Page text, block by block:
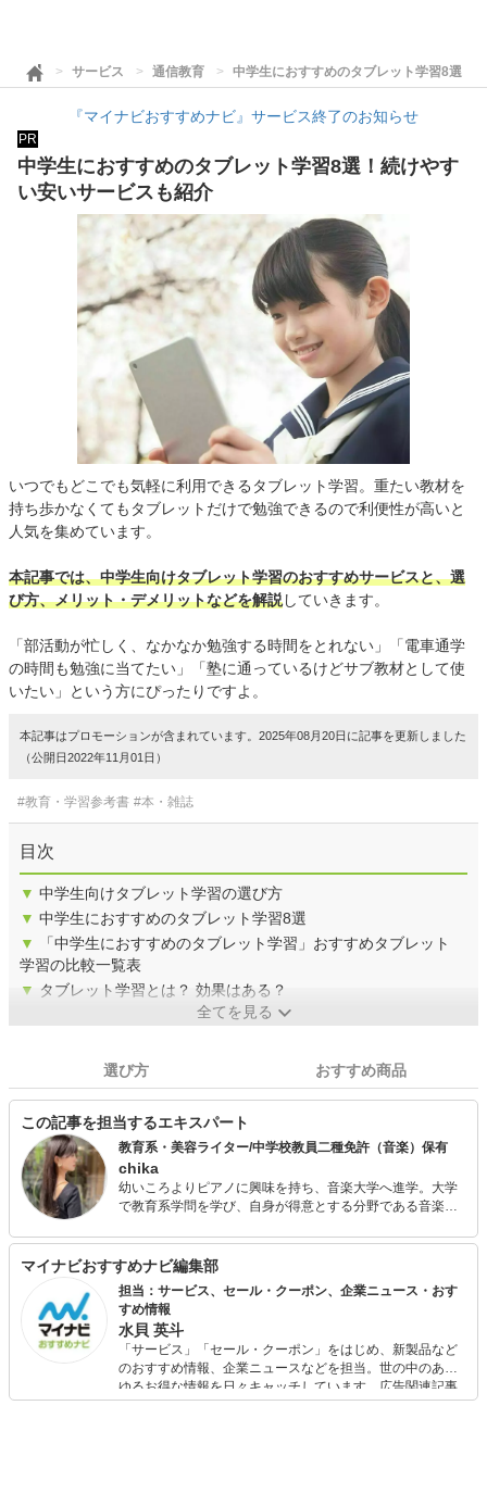
サービス 通信教育 中学生におすすめのタブレット学習8選！
『マイナビおすすめナビ』サービス終了のお知らせ
PR
中学生におすすめのタブレット学習8選！続けやす
い安いサービスも紹介
いつでもどこでも気軽に利用できるタブレット学習。重たい教材を
持ち歩かなくてもタブレットだけで勉強できるので利便性が高いと
人気を集めています。
本記事では、中学生向けタブレット学習のおすすめサービスと、選
び方、メリット・デメリットなどを解説していきます。
「部活動が忙しく、なかなか勉強する時間をとれない」「電車通学
の時間も勉強に当てたい」「塾に通っているけどサブ教材として使
いたい」という方にぴったりですよ。
本記事はプロモーションが含まれています。2025年08月20日に記事を更新しました
（公開日2022年11月01日）
#教育・学習参考書 #本・雑誌
目次
▼ 中学生向けタブレット学習の選び方
▼ 中学生におすすめのタブレット学習8選
▼
「中学生におすすめのタブレット学習」おすすめタブレット
学習の比較一覧表
▼ タブレット学習とは？ 効果はある？
全てを見る
選び方 おすすめ商品
この記事を担当するエキスパート
教育系・美容ライター/中学校教員二種免許（音楽）保有
chika
幼いころよりピアノに興味を持ち、音楽大学へ進学。大学
で教育系学問を学び、自身が得意とする分野である音楽教
ていた美容系企業に就職し、多くの方の美をサポート。結
婚、出産を機にライターへ転身し、これまで培ってきた教
育と美容の知識を活かした記事を執筆。ママになってその
経験を盛り込んだ教育系記事の作成にも力を注いでいる。
マイナビおすすめナビ編集部
担当：サービス、セール・クーポン、企業ニュース・おす
すめ情報
水貝 英斗
「サービス」「セール・クーポン」をはじめ、新製品など
のおすすめ情報、企業ニュースなどを担当。世の中のあら
ゆるお得な情報を日々キャッチしています。広告関連記事
の制作にも携わり、SEOの知見を活かし商品販促のプラン